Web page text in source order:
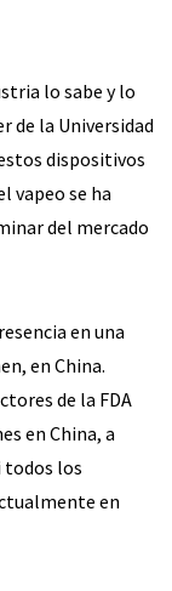
lo sabe y lo
de la Universidad
dispositivos
vapeo se ha
del mercado
en una
en China.
de la FDA
en China, a
todos los
en